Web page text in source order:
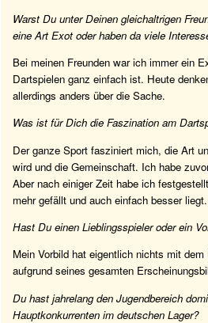
Warst Du unter Deinen gleichaltrigen
eine Art Exot oder haben da viele
Bei meinen Freunden war ich immer ein
Dartspielen ganz einfach ist. Heute
allerdings anders über die Sache.
Was ist für Dich die Faszination am
Der ganze Sport fasziniert mich, die Art
wird und die Gemeinschaft. Ich habe
Aber nach einiger Zeit habe ich
mehr gefällt und auch einfach besser liegt.
Hast Du einen Lieblingsspieler oder ein
Mein Vorbild hat eigentlich nichts mit
aufgrund seines gesamten
Du hast jahrelang den Jugendbereich
Hauptkonkurrenten im deutschen Lager?